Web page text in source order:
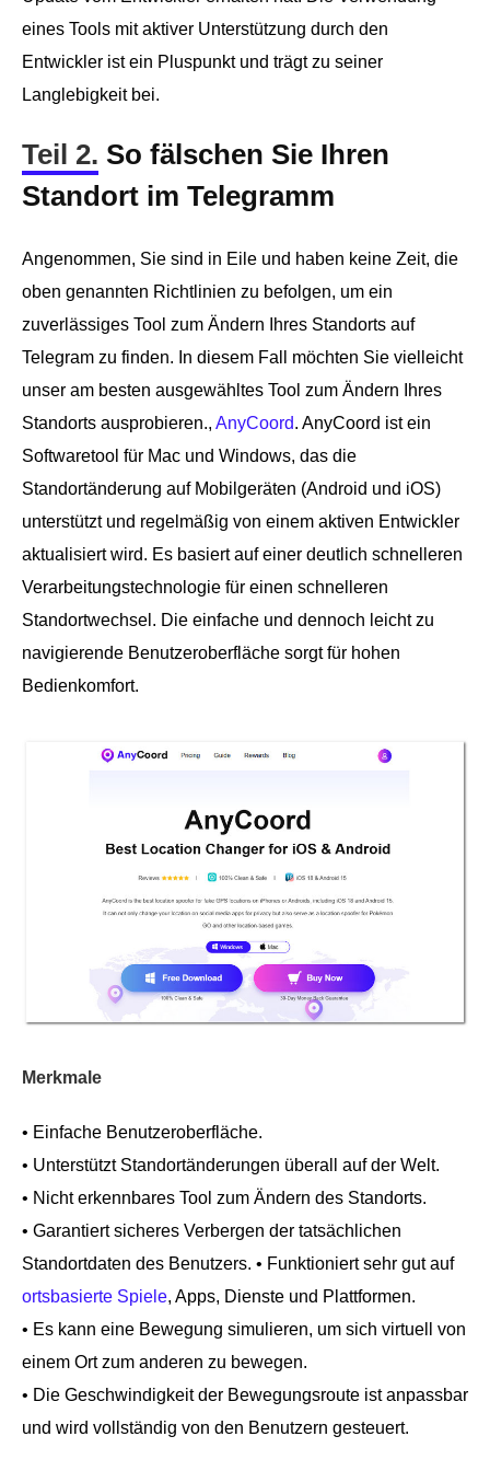
eines Tools mit aktiver Unterstützung durch den
Entwickler ist ein Pluspunkt und trägt zu seiner
Langlebigkeit bei.
Teil 2. So fälschen Sie Ihren
Standort im Telegramm
Angenommen, Sie sind in Eile und haben keine Zeit, die
oben genannten Richtlinien zu befolgen, um ein
zuverlässiges Tool zum Ändern Ihres Standorts auf
Telegram zu finden. In diesem Fall möchten Sie vielleicht
unser am besten ausgewähltes Tool zum Ändern Ihres
Standorts ausprobieren., AnyCoord. AnyCoord ist ein
Softwaretool für Mac und Windows, das die
Standortänderung auf Mobilgeräten (Android und iOS)
unterstützt und regelmäßig von einem aktiven Entwickler
aktualisiert wird. Es basiert auf einer deutlich schnelleren
Verarbeitungstechnologie für einen schnelleren
Standortwechsel. Die einfache und dennoch leicht zu
navigierende Benutzeroberfläche sorgt für hohen
Bedienkomfort.
Merkmale
• Einfache Benutzeroberfläche.
• Unterstützt Standortänderungen überall auf der Welt.
• Nicht erkennbares Tool zum Ändern des Standorts.
• Garantiert sicheres Verbergen der tatsächlichen
Standortdaten des Benutzers. • Funktioniert sehr gut auf
ortsbasierte Spiele, Apps, Dienste und Plattformen.
• Es kann eine Bewegung simulieren, um sich virtuell von
einem Ort zum anderen zu bewegen.
• Die Geschwindigkeit der Bewegungsroute ist anpassbar
und wird vollständig von den Benutzern gesteuert.